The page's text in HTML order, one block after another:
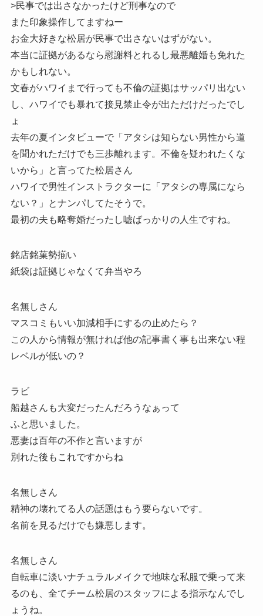
>民事では出さなかったけど刑事なので
また印象操作してますねー
お金大好きな松居が民事で出さないはずがない。
本当に証拠があるなら慰謝料とれるし最悪離婚も免れた
かもしれない。
文春がハワイまで行っても不倫の証拠はサッパリ出ない
し、ハワイでも暴れて接見禁止令が出ただけだったでし
ょ
去年の夏インタビューで「アタシは知らない男性から道
を聞かれただけでも三歩離れます。不倫を疑われたくな
いから」と言ってた松居さん
ハワイで男性インストラクターに「アタシの専属になら
ない？」とナンパしてたそうで。
最初の夫も略奪婚だったし嘘ばっかりの人生ですね。
銘店銘菓勢揃い
紙袋は証拠じゃなくて弁当やろ
名無しさん
マスコミもいい加減相手にするの止めたら？
この人から情報が無ければ他の記事書く事も出来ない程
レベルが低いの？
ラビ
船越さんも大変だったんだろうなぁって
ふと思いました。
悪妻は百年の不作と言いますが
別れた後もこれですからね
名無しさん
精神の壊れてる人の話題はもう要らないです。
名前を見るだけでも嫌悪します。
名無しさん
自転車に淡いナチュラルメイクで地味な私服で乗って来
るのも、全てチーム松居のスタッフによる指示なんでし
ょうね。